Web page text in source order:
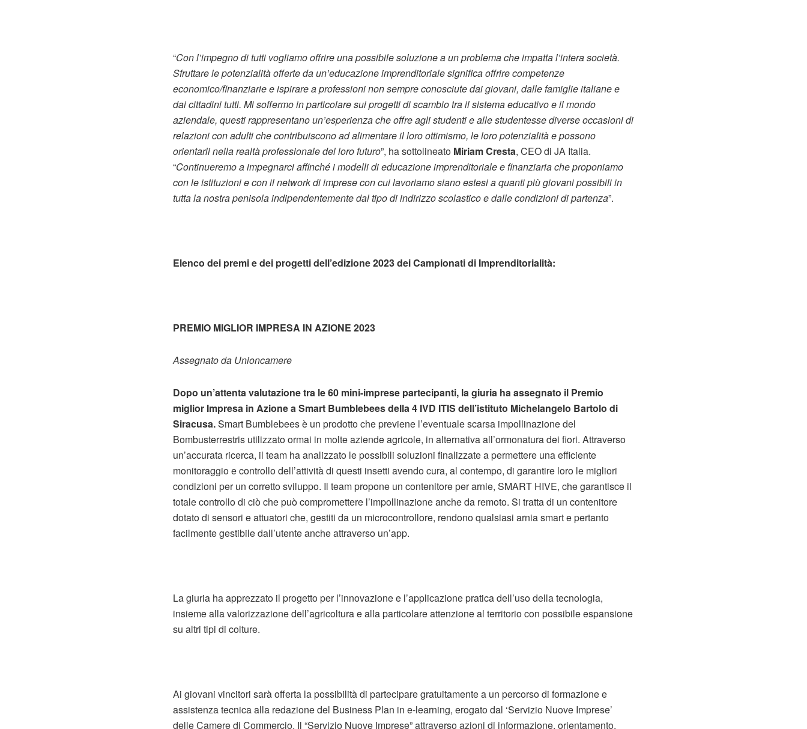
“Con l’impegno di tutti vogliamo offrire una possibile soluzione a un problema che impatta l’intera società.
Sfruttare le potenzialità offerte da un’educazione imprenditoriale significa offrire competenze
economico/finanziarie e ispirare a professioni non sempre conosciute dai giovani, dalle famiglie italiane e
dai cittadini tutti. Mi soffermo in particolare sui progetti di scambio tra il sistema educativo e il mondo
aziendale, questi rappresentano un’esperienza che offre agli studenti e alle studentesse diverse occasioni di
relazioni con adulti che contribuiscono ad alimentare il loro ottimismo, le loro potenzialità e possono
orientarli nella realtà professionale del loro futuro”, ha sottolineato Miriam Cresta, CEO di JA Italia.
“Continueremo a impegnarci affinché i modelli di educazione imprenditoriale e finanziaria che proponiamo
con le istituzioni e con il network di imprese con cui lavoriamo siano estesi a quanti più giovani possibili in
tutta la nostra penisola indipendentemente dal tipo di indirizzo scolastico e dalle condizioni di partenza”.
Elenco dei premi e dei progetti dell’edizione 2023 dei Campionati di Imprenditorialità:
PREMIO MIGLIOR IMPRESA IN AZIONE 2023
Assegnato da Unioncamere
Dopo un’attenta valutazione tra le 60 mini-imprese partecipanti, la giuria ha assegnato il Premio
miglior Impresa in Azione a Smart Bumblebees della 4 IVD ITIS dell’istituto Michelangelo Bartolo di
Siracusa.Smart Bumblebees è un prodotto che previene l’eventuale scarsa impollinazione del
Bombusterrestris utilizzato ormai in molte aziende agricole, in alternativa all’ormonatura dei fiori. Attraverso
un’accurata ricerca, il team ha analizzato le possibili soluzioni finalizzate a permettere una efficiente
monitoraggio e controllo dell’attività di questi insetti avendo cura, al contempo, di garantire loro le migliori
condizioni per un corretto sviluppo. Il team propone un contenitore per arnie, SMART HIVE, che garantisce il
totale controllo di ciò che può compromettere l’impollinazione anche da remoto. Si tratta di un contenitore
dotato di sensori e attuatori che, gestiti da un microcontrollore, rendono qualsiasi arnia smart e pertanto
facilmente gestibile dall’utente anche attraverso un’app.
La giuria ha apprezzato il progetto per l’innovazione e l’applicazione pratica dell’uso della tecnologia,
insieme alla valorizzazione dell’agricoltura e alla particolare attenzione al territorio con possibile espansione
su altri tipi di colture.
Ai giovani vincitori sarà offerta la possibilità di partecipare gratuitamente a un percorso di formazione e
assistenza tecnica alla redazione del Business Plan in e-learning, erogato dal ‘Servizio Nuove Imprese’
delle Camere di Commercio. Il “Servizio Nuove Imprese” attraverso azioni di informazione, orientamento,